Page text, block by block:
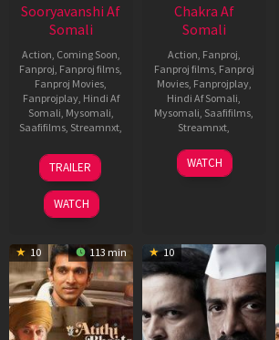
Sooryavanshi Af
Somali
Action Coming Soon
Fanproj Fanproj films
Fanproj Movies
Fanprojplay, Hindi Af
Somali Mysomali
Saafifilms Streamnxt
31
Dec
2020
Rohit
Shetty
TRAILER
WATCH
Chakra Af
Somali
Action Fanproj
Fanproj films, Fanproj
Movies, Fanprojplay,
Hindi Af Somali
Mysomali Saafifilms
Streamnxt
18
Feb
M.
S.
WATCH
10 113 min 10